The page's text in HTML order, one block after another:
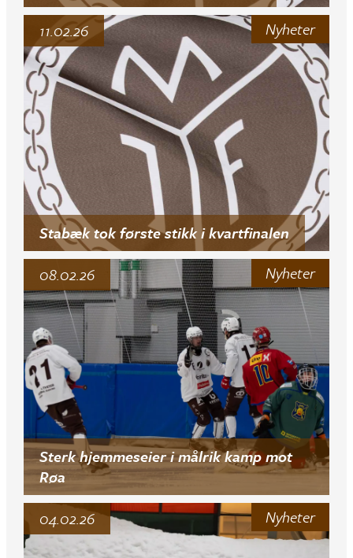
Nyheter
Stabæk tok første stikk i kvartfinalen
11.02.26
Nyheter
Sterk hjemmeseier i målrik kamp mot
Røa
08.02.26
Nyheter
04.02.26